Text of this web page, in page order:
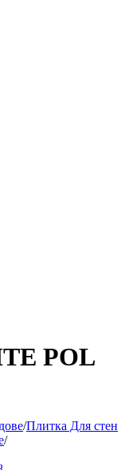
POL
/Плитка Для стен
/